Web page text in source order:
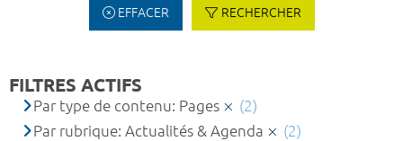
EFFACER RECHERCHER
FILTRES ACTIFS
Par type de contenu: Pages
(2)
Par rubrique: Actualités & Agenda
(2)